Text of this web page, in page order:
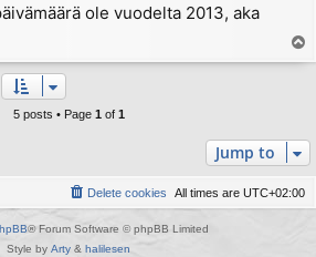
ole vuodelta 2013, aka
o
5 posts • Page 1 of 1
Jump to
All times are UTC+02:00
Delete cookies
® Forum Software © phpBB Limited
Style by Arty & halilesen